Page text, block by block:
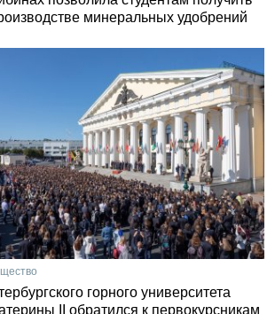
минеральных удобрений
горного университета
II обратился к первокурсникам